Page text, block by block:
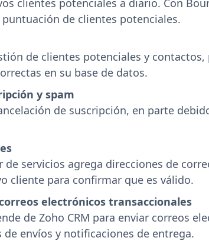
clientes potenciales a diario. Con
de clientes potenciales.
de clientes potenciales y
en su base de datos.
y spam
de suscripción, en parte
servicios agrega direcciones de
cliente para confirmar que es válido.
electrónicos transaccionales
de Zoho CRM para enviar correos
envíos y notificaciones de entrega.